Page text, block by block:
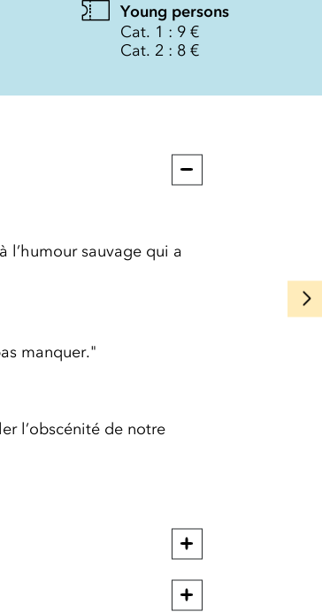
Young persons
Cat. 1 : 9 €
Cat. 2 : 8 €
l’humour sauvage qui a
manquer."
l’obscénité de notre